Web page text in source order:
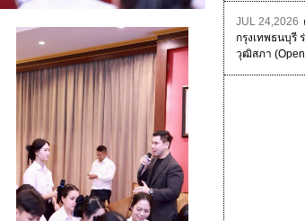
JUL 24,2026
กรุงเทพธนบุรี
วุฒิสภา (Open